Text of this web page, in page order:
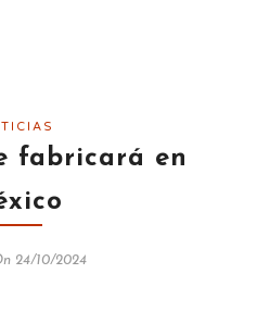
fabricará en
24/10/2024